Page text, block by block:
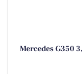
Mercedes G350